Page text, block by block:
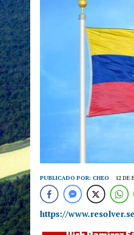
PUBLICADO POR: CHEO 12 DE
https://www.resolver.se